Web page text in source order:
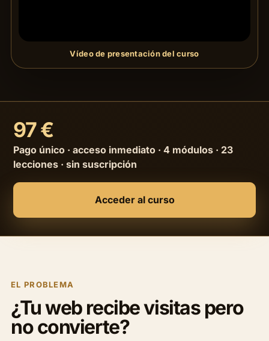
Vídeo de presentación del curso
97 €
Pago único · acceso inmediato · 4 módulos · 23
lecciones · sin suscripción
Acceder al curso
EL PROBLEMA
¿Tu web recibe visitas pero
no convierte?